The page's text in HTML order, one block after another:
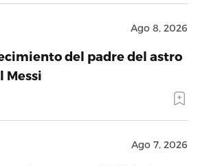
Ago 8, 2026
del padre del astro
Messi
Ago 7, 2026